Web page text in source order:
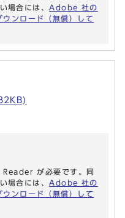
場合には、 Adobe 社の
ンロード（無償）して
が必要です。同
場合には、 Adobe 社の
ンロード（無償）して